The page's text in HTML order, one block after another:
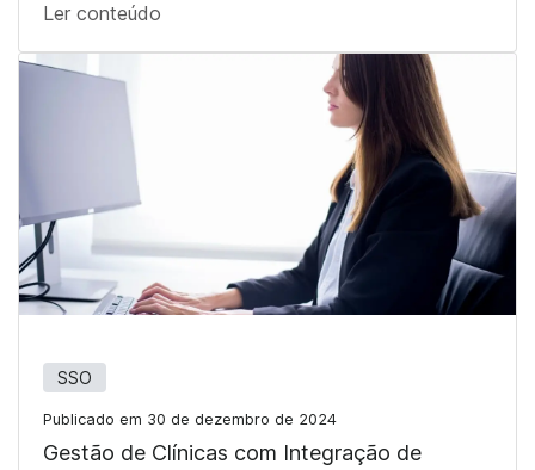
Ler conteúdo
SSO
Publicado em 30 de dezembro de 2024
Gestão de Clínicas com Integração de